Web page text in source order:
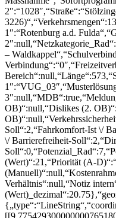
1″:“Rotenburg a.d.
–
OB)“:null,“Dislikes (2.
Soll“:2,“Fahrkomfort-Ist \/
\/ Barrierefreiheit-
(Wert)“:21,“Priorität (A-
Verhältnis“:null,“Notiz